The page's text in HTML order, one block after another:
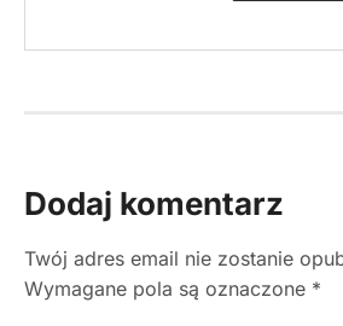
Dodaj komentarz
Twój adres email nie zostanie
Wymagane pola są oznaczone *